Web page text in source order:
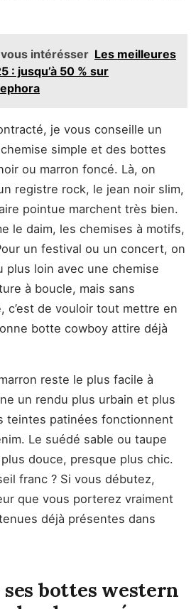
intérésser Les meilleures
: jusqu’à 50 % sur
je vous conseille un
simple et des bottes
ou marron foncé. Là, on
registre rock, le jean noir slim,
pointue marchent très bien.
le daim, les chemises à motifs,
un festival ou un concert, on
plus loin avec une chemise
à boucle, mais sans
c’est de vouloir tout mettre en
botte cowboy attire déjà
reste le plus facile à
un rendu plus urbain et plus
teintes patinées fonctionnent
Le suédé sable ou taupe
douce, presque plus chic.
franc ? Si vous débutez,
que vous porterez vraiment
déjà présentes dans
bottes western